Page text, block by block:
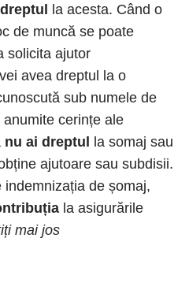
la acesta. Când o
de muncă se poate
solicita ajutor
avea dreptul la o
sub numele de
cerințe ale
nu ai dreptul la somaj sau
ajutoare sau subdisii.
de șomaj,
la asigurările
mai jos